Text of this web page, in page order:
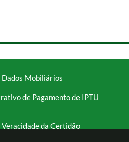
Mobiliários
de Pagamento de IPTU
da Certidão